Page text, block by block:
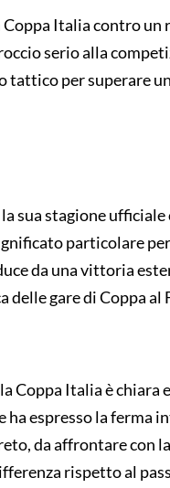
Coppa Italia contro
serio alla
tattico per superare
sua stagione
particolare
da una vittoria
gare di Coppa al
Coppa Italia è chiara
ha espresso la ferma
da affrontare con
rispetto al